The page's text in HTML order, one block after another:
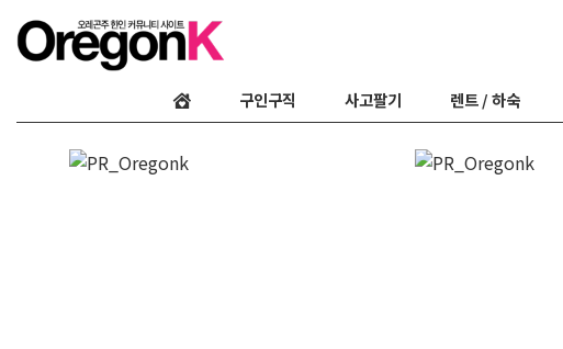
구인구직 사고팔기 렌트 / 하숙